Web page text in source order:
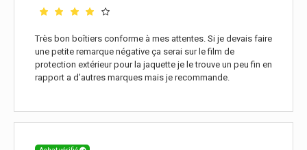
Très bon boîtiers conforme à mes attentes. Si je devais faire
une petite remarque négative ça serai sur le film de
protection extérieur pour la jaquette je le trouve un peu fin en
rapport a d’autres marques mais je recommande.